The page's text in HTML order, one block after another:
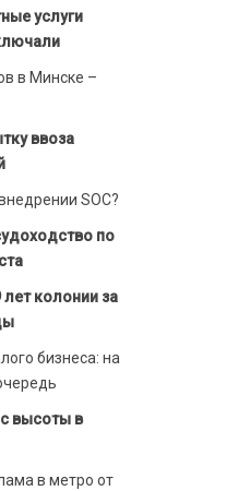
услуги
в Минске –
ввоза
SOC?
по
колонии за
бизнеса: на
высоты в
в метро от